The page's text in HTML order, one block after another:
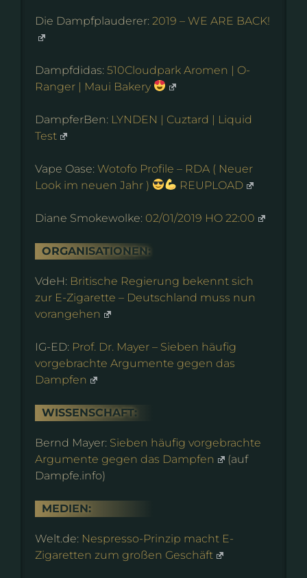
Die Dampfplauderer: 2019 – WE ARE BACK!
Dampfdidas: 510Cloudpark Aromen | O-
Ranger | Maui Bakery
DampferBen: LYNDEN | Cuztard | Liquid
Test
Vape Oase: Wotofo Profile – RDA ( Neuer
Look im neuen Jahr )
REUPLOAD
Diane Smokewolke: 02/01/2019 HO 22:00
ORGANISATIONEN:
VdeH: Britische Regierung bekennt sich
zur E-Zigarette – Deutschland muss nun
vorangehen
IG-ED: Prof. Dr. Mayer – Sieben häufig
vorgebrachte Argumente gegen das
Dampfen
WISSENSCHAFT:
Bernd Mayer: Sieben häufig vorgebrachte
Argumente gegen das Dampfen
(auf
Dampfe.info)
MEDIEN:
Welt.de: Nespresso-Prinzip macht E-
Zigaretten zum großen Geschäft